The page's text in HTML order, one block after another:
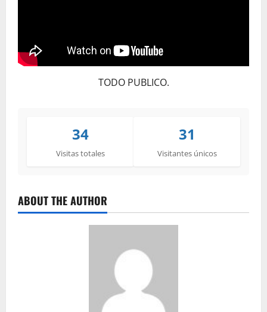
TODO PUBLICO.
34
Visitas totales
31
Visitantes únicos
ABOUT THE AUTHOR